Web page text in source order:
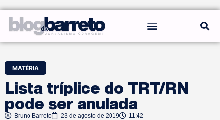
MATÉRIA
Lista tríplice do TRT/RN
pode ser anulada
Bruno Barreto 23 de agosto de 2019 11:42